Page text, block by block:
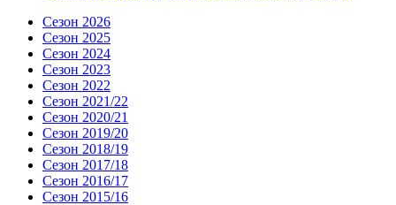
Сезон 2026
Сезон 2025
Сезон 2024
Сезон 2023
Сезон 2022
Сезон 2021/22
Сезон 2020/21
Сезон 2019/20
Сезон 2018/19
Сезон 2017/18
Сезон 2016/17
Сезон 2015/16